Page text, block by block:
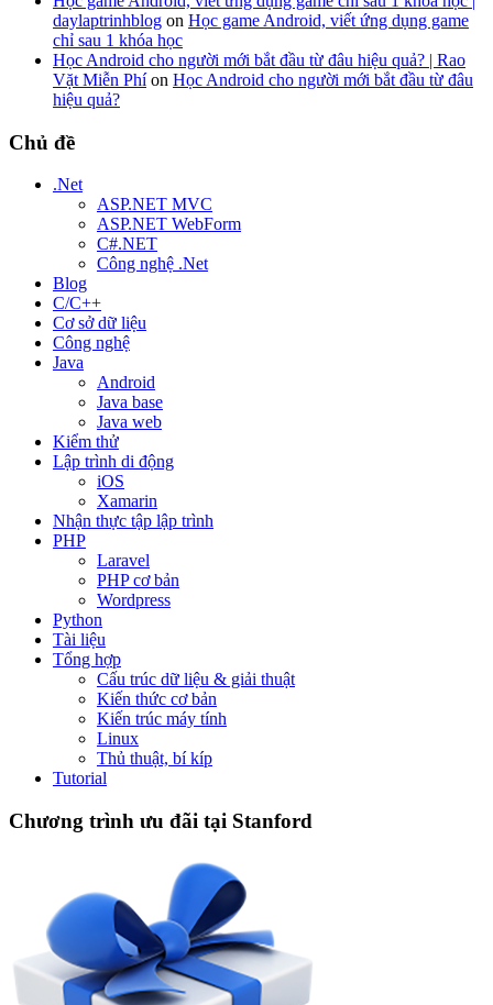
daylaptrinhblog on Học game Android, viết ứng dụng game
chỉ sau 1 khóa học
Học Android cho người mới bắt đầu từ đâu hiệu quả? | Rao
Vặt Miễn Phíon Học Android cho người mới bắt đầu từ đâu
hiệu quả?
Chủ đề
.Net
ASP.NET MVC
ASP.NET WebForm
C#.NET
Công nghệ .Net
Blog
C/C++
Cơ sở dữ liệu
Công nghệ
Java
Android
Java base
Java web
Kiểm thử
Lập trình di động
iOS
Xamarin
Nhận thực tập lập trình
PHP
Laravel
PHP cơ bản
Wordpress
Python
Tài liệu
Tổng hợp
Cấu trúc dữ liệu & giải thuật
Kiến thức cơ bản
Kiến trúc máy tính
Linux
Thủ thuật, bí kíp
Tutorial
Chương trình ưu đãi tại Stanford